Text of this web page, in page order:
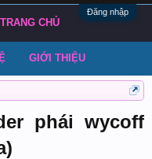
Đăng nhập
phái wycoff
TRANG CHỦ
chủ đề
GIỚI THIỆU